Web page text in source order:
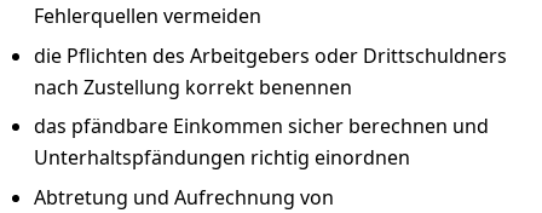
Fehlerquellen vermeiden
die Pflichten des Arbeitgebers oder Drittschuldners
nach Zustellung korrekt benennen
das pfändbare Einkommen sicher berechnen und
Unterhaltspfändungen richtig einordnen
Abtretung und Aufrechnung von